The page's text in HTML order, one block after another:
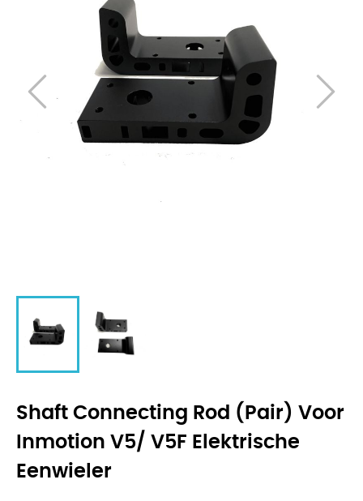
Shaft Connecting Rod (pair) Voor
Inmotion V5/ V5F Elektrische
Eenwieler